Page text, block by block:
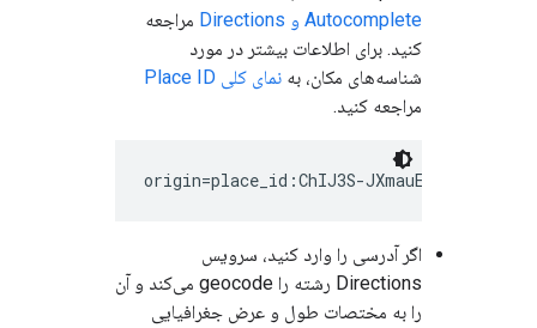
Autocomplete و Directions
مراجعه
کنید. برای اطلاعات بیشتر در مورد
شناسه‌های مکان، به نمای کلی Place ID
مراجعه کنید.
اگر آدرسی را وارد کنید، سرویس
Directions رشته را geocode می‌کند و آن
را به مختصات طول و عرض جغرافیایی